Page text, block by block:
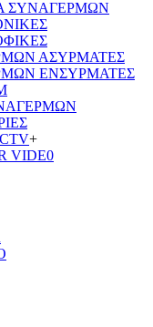
ΣΥΝΑΓΕΡΜΩΝ
ΑΣΥΡΜΑΤΕΣ
ΕΝΣΥΡΜΑΤΕΣ
+
VIDE0